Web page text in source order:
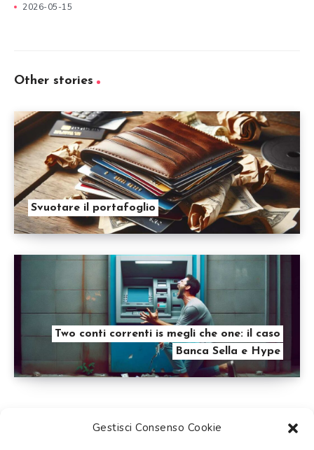
Gestisci Consenso Cookie
2026-05-15
Other stories
Svuotare il portafoglio
Two conti correnti is megli che one: il caso
Banca Sella e Hype